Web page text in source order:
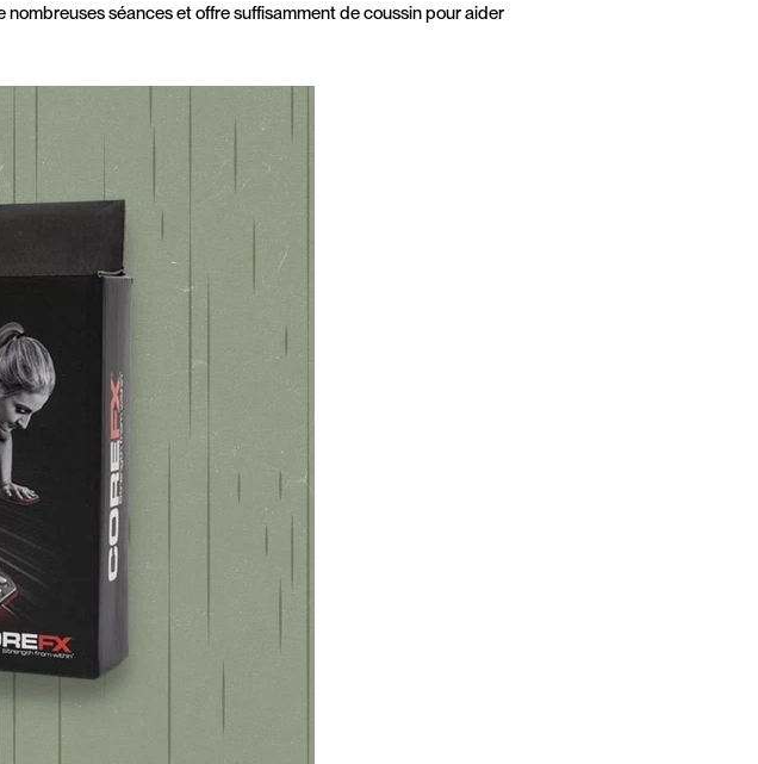
séances et offre suffisamment de coussin pour aider